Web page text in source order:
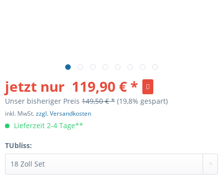
jetzt nur 119,90 € *
Unser bisheriger Preis 149,50 € * (19,8% gespart)
inkl. MwSt.zzgl. Versandkosten
Lieferzeit 2-4 Tage**
TUbliss: